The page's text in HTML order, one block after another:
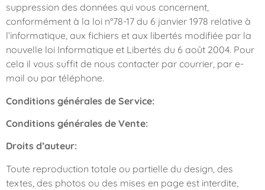
suppression des données qui vous concernent,
conformément à la loi n°78-17 du 6 janvier 1978 relative à
l’informatique, aux fichiers et aux libertés modifiée par la
nouvelle loi Informatique et Libertés du 6 août 2004. Pour
cela il vous suffit de nous contacter par courrier, par e-
mail ou par téléphone.
Conditions générales de Service:
Conditions générales de Vente:
Droits d’auteur:
Toute reproduction totale ou partielle du design, des
textes, des photos ou des mises en page est interdite,